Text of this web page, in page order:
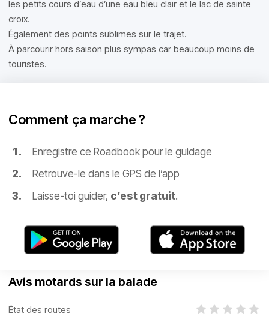
les petits cours d’eau d’une eau bleu clair et le lac de sainte
croix.
Également des points sublimes sur le trajet.
À parcourir hors saison plus sympas car beaucoup moins de
touristes.
Comment ça marche ?
Enregistre ce Roadbook pour le guidage
Retrouve-le dans le GPS de l’app
Laisse-toi guider, c’est gratuit.
Avis motards sur la balade
État des routes